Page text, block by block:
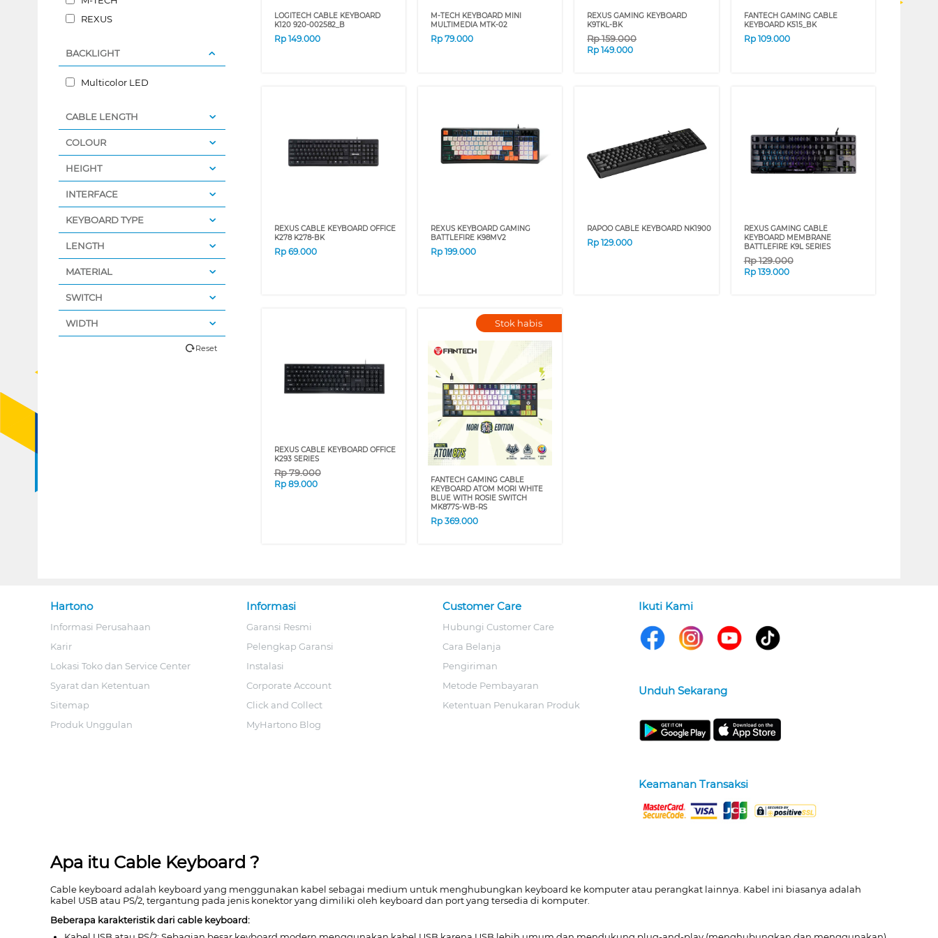
REXUS
BACKLIGHT
Multicolor LED
CABLE LENGTH
COLOUR
HEIGHT
INTERFACE
KEYBOARD TYPE
LENGTH
MATERIAL
SWITCH
WIDTH
Reset
LOGITECH CABLE KEYBOARD
K120 920-002582_B
Rp 149.000
M-TECH KEYBOARD MINI
MULTIMEDIA MTK-02
Rp 79.000
REXUS GAMING KEYBOARD
K9TKL-BK
Rp159.000
Rp149.000
FANTECH GAMING CABLE
KEYBOARD K515_BK
Rp 109.000
REXUS CABLE KEYBOARD OFFICE
K278 K278-BK
Rp 69.000
REXUS KEYBOARD GAMING
BATTLEFIRE K98MV2
Rp 199.000
RAPOO CABLE KEYBOARD NK1900
Rp129.000
REXUS GAMING CABLE
KEYBOARD MEMBRANE
BATTLEFIRE K9L SERIES
Rp129.000
Rp 139.000
REXUS CABLE KEYBOARD OFFICE
K293 SERIES
Rp79.000
Rp 89.000
Stok habis
FANTECH GAMING CABLE
KEYBOARD ATOM MORI WHITE
BLUE WITH ROSIE SWITCH
MK877S-WB-RS
Rp 369.000
Hartono
Informasi Perusahaan
Karir
Lokasi Toko dan Service Center
Syarat dan Ketentuan
Sitemap
Produk Unggulan
Informasi
Garansi Resmi
Pelengkap Garansi
Instalasi
Corporate Account
Click and Collect
MyHartono Blog
Customer Care
Hubungi Customer Care
Cara Belanja
Pengiriman
Metode Pembayaran
Ketentuan Penukaran Produk
Ikuti Kami
Unduh Sekarang
Keamanan Transaksi
Apa itu Cable Keyboard ?
Cable keyboard adalah keyboard yang menggunakan kabel sebagai medium untuk menghubungkan keyboard ke komputer atau perangkat lainnya. Kabel ini biasanya adalah
kabel USB atau PS/2, tergantung pada jenis konektor yang dimiliki oleh keyboard dan port yang tersedia di komputer.
Beberapa karakteristik dari cable keyboard: